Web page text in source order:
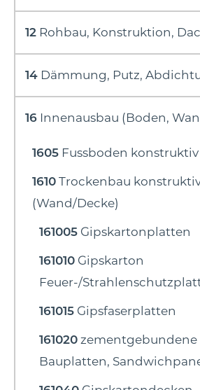
12 Rohbau, Konstruktion,
14 Dämmung, Putz,
16 Innenausbau (Boden,
1605 Fussboden konstruktiv
1610 Trockenbau
(Wand/Decke)
161005 Gipskartonplatten
161010 Gipskarton
Feuer-/
161015 Gipsfaserplatten
161020 zementgebundene
Bauplatten,